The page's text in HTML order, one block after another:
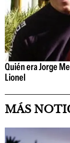
Quién era Jorge
Lionel
MÁS